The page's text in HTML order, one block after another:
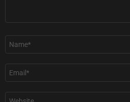
Όνομα
Email
Ιστότοπος